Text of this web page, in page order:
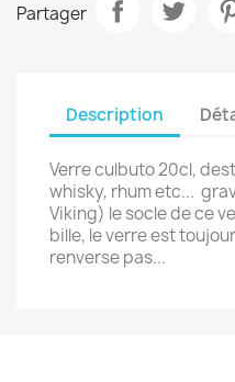
Partager
Description
Verre culbuto 20cl,
whisky, rhum etc...
Viking) le socle de ce
bille, le verre est
renverse pas...